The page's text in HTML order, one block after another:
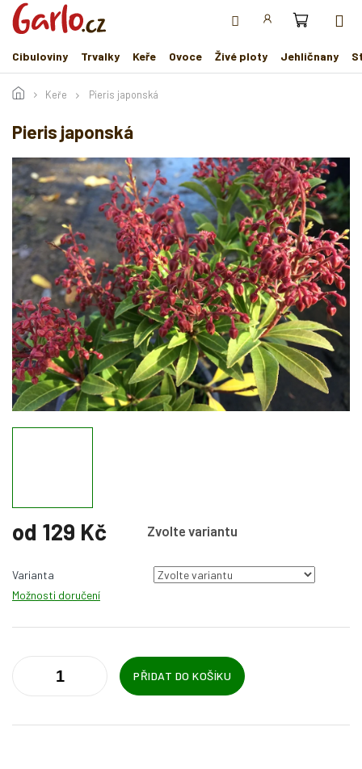
Přejít
obsah
Cibuloviny
Trvalky Keře Ovoce Živé ploty Jehličnany
Keře Pieris japonská
Pieris japonská
od 129 Kč Zvolte variantu
cena:
Varianta
Možnosti doručení
PŘIDAT DO KOŠÍKU